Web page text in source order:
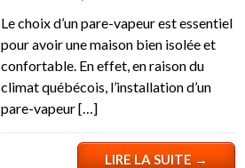
Le choix d’un pare-vapeur est essentiel
pour avoir une maison bien isolée et
confortable. En effet, en raison du
climat québécois, l’installation d’un
pare-vapeur […]
LIRE LA SUITE→